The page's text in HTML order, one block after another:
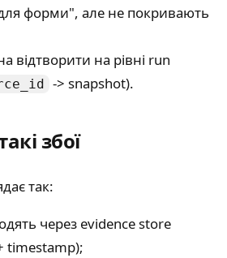
форми", але не покривають
відтворити на рівні run
-> snapshot).
збої
так:
через evidence store
timestamp);